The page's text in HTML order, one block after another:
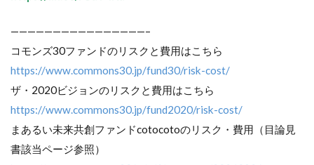
————————————————–
コモンズ30ファンドのリスクと費用はこちら
https://www.commons30.jp/fund30/risk-cost/
ザ・2020ビジョンのリスクと費用はこちら
https://www.commons30.jp/fund2020/risk-cost/
まあるい未来共創ファンドcotocotoのリスク・費用（目論見
書該当ページ参照）